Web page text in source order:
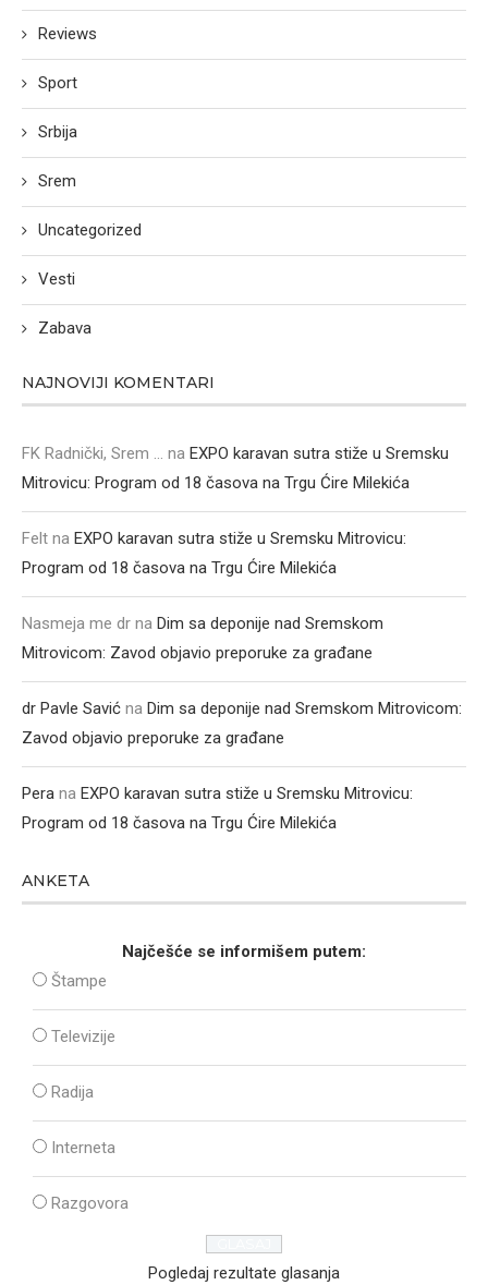
Reviews
Sport
Srbija
Srem
Uncategorized
Vesti
Zabava
NAJNOVIJI KOMENTARI
FK Radnički, Srem ... na EXPO karavan sutra stiže u Sremsku
Mitrovicu: Program od 18 časova na Trgu Ćire Milekića
Felt na EXPO karavan sutra stiže u Sremsku Mitrovicu:
Program od 18 časova na Trgu Ćire Milekića
Nasmeja me dr na Dim sa deponije nad Sremskom
Mitrovicom: Zavod objavio preporuke za građane
dr Pavle Savić na Dim sa deponije nad Sremskom Mitrovicom:
Zavod objavio preporuke za građane
Pera na EXPO karavan sutra stiže u Sremsku Mitrovicu:
Program od 18 časova na Trgu Ćire Milekića
ANKETA
Najčešće se informišem putem:
Štampe
Televizije
Radija
Interneta
Razgovora
Pogledaj rezultate glasanja